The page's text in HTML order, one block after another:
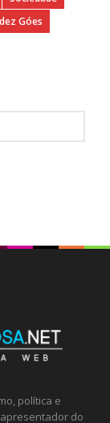
Góes
política e
do